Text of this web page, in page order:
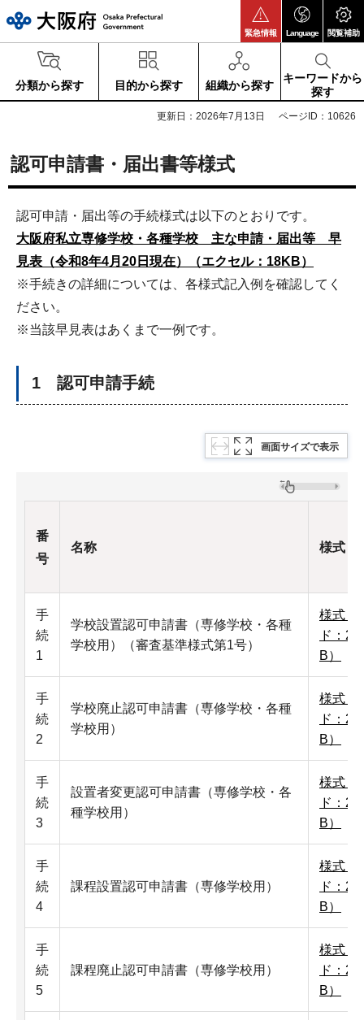
緊急情報 Language 閲覧補助
分類から探す 目的から探す 組織から探す
キーワードから
探す
更新日：2026年7月13日 ページID：10626
認可申請書・届出書等様式
認可申請・届出等の手続様式は以下のとおりです。
大阪府私立専修学校・各種学校 主な申請・届出等 早
見表（令和8年4月20日現在）（エクセル：18KB）
※手続きの詳細については、各様式記入例を確認してく
ださい。
※当該早見表はあくまで一例です。
1 認可申請手続
画面サイズで表示
番
号
名称 様式
手
続
1
学校設置認可申請書（専修学校・各種
学校用）（審査基準様式第1号）
様式（
ド：
B）
手
続
2
学校廃止認可申請書（専修学校・各種
学校用）
様式（
ド：
B）
手
続
3
設置者変更認可申請書（専修学校・各
種学校用）
様式（
ド：
B）
手
続
4
課程設置認可申請書（専修学校用）
様式（
ド：
B）
手
続
5
課程廃止認可申請書（専修学校用）
様式（
ド：
B）